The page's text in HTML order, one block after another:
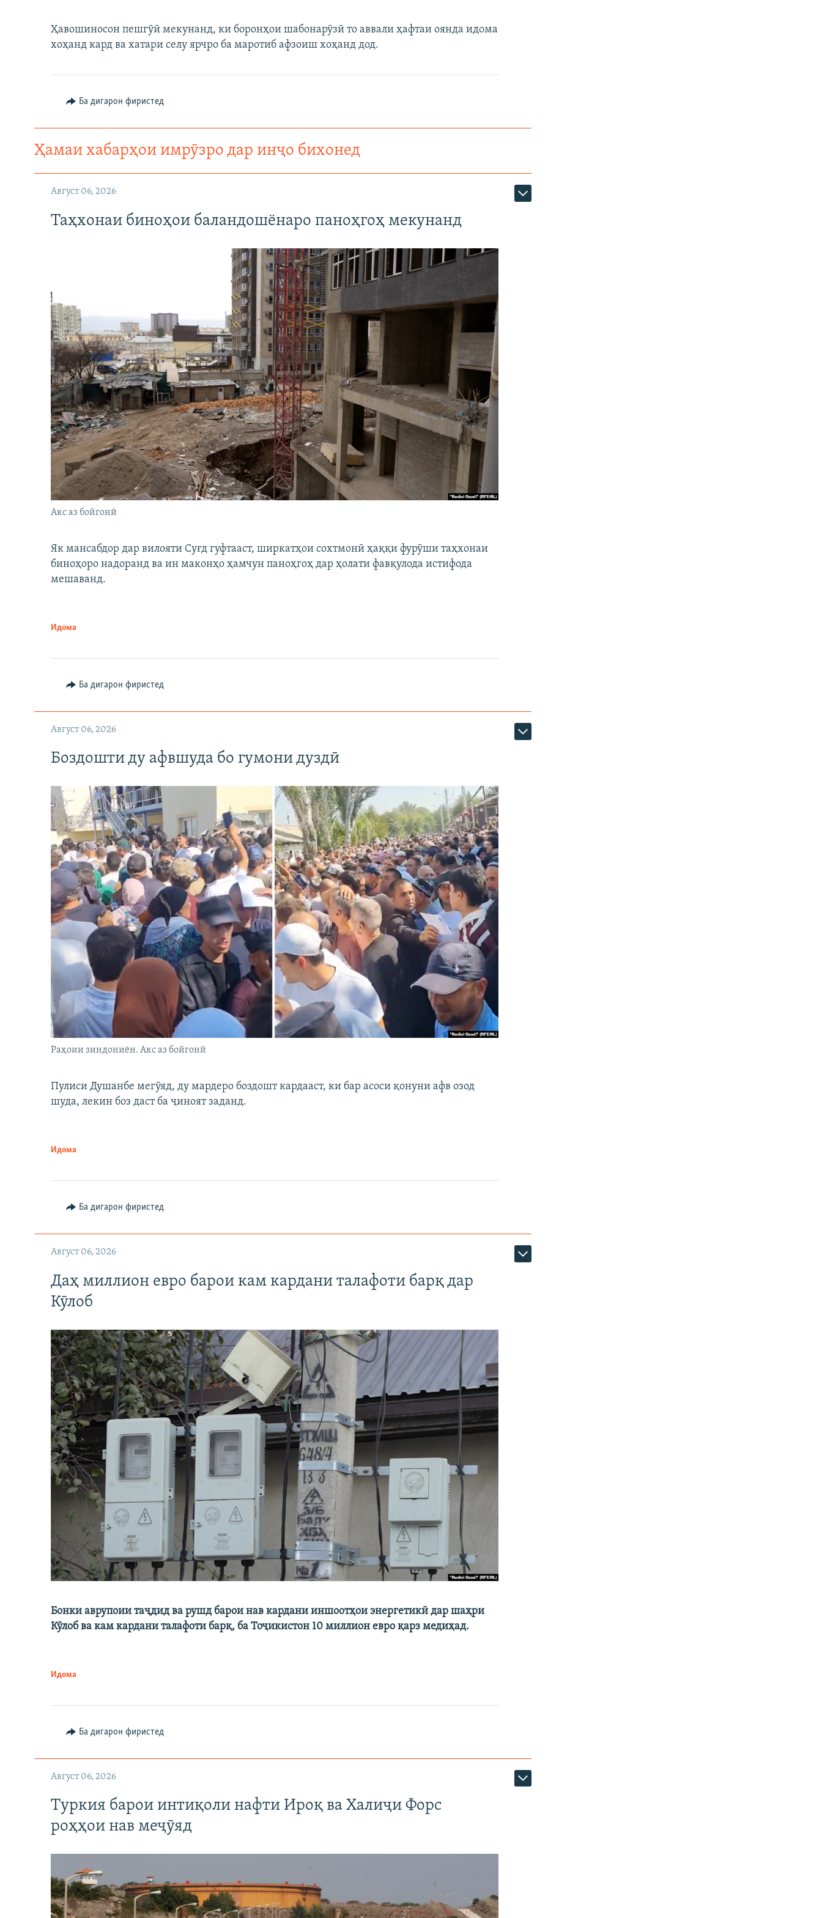
Ҳавошиносон пешгӯӣ мекунанд, ки боронҳои шабонарӯзӣ то аввали ҳафтаи оянда идома
хоҳанд кард ва хатари селу ярчро ба маротиб афзоиш хоҳанд дод.
Ба дигарон фиристед
Ҳамаи хабарҳои имрӯзро дар инҷо бихонед
Август 06, 2026
Таҳхонаи биноҳои баландошёнаро паноҳгоҳ мекунанд
Акс аз бойгонӣ
Як мансабдор дар вилояти Суғд гуфтааст, ширкатҳои сохтмонӣ ҳаққи фурӯши таҳхонаи
биноҳоро надоранд ва ин маконҳо ҳамчун паноҳгоҳ дар ҳолати фавқулода истифода
мешаванд.
Идома
Ба дигарон фиристед
Август 06, 2026
Боздошти ду афвшуда бо гумони дуздӣ
Раҳоии зиндониён. Акс аз бойгонӣ
Пулиси Душанбе мегӯяд, ду мардеро боздошт кардааст, ки бар асоси қонуни афв озод
шуда, лекин боз даст ба ҷиноят заданд.
Идома
Ба дигарон фиристед
Август 06, 2026
Даҳ миллион евро барои кам кардани талафоти барқ дар
Кӯлоб
Бонки аврупоии таҷдид ва рушд барои нав кардани иншоотҳои энергетикӣ дар шаҳри
Кӯлоб ва кам кардани талафоти барқ, ба Тоҷикистон 10 миллион евро қарз медиҳад.
Идома
Ба дигарон фиристед
Август 06, 2026
Туркия барои интиқоли нафти Ироқ ва Халиҷи Форс
роҳҳои нав меҷӯяд